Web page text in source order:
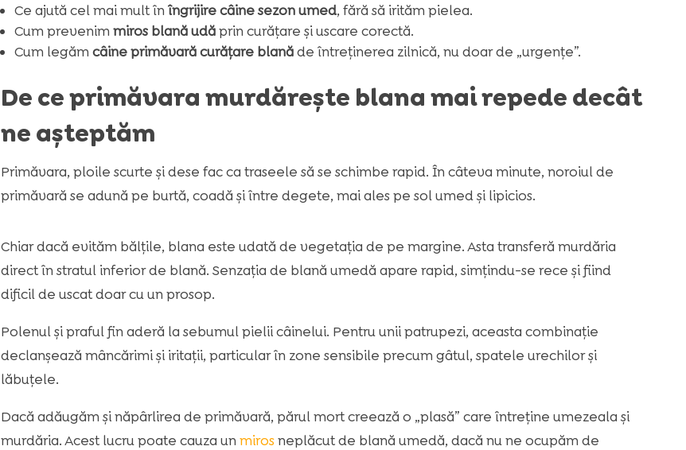
Ce ajută cel mai mult în îngrijire câine sezon umed, fără să irităm pielea.
Cum prevenim miros blană udăprin curățare și uscare corectă.
Cum legăm câine primăvară curățare blanăde întreținerea zilnică, nu doar de „urgențe”.
De ce primăvara murdărește blana mai repede decât
ne așteptăm
Primăvara, ploile scurte și dese fac ca traseele să se schimbe rapid. În câteva minute, noroiul de
primăvară se adună pe burtă, coadă și între degete, mai ales pe sol umed și lipicios.
Chiar dacă evităm bălțile, blana este udată de vegetația de pe margine. Asta transferă murdăria
direct în stratul inferior de blană. Senzația de blană umedă apare rapid, simțindu-se rece și fiind
dificil de uscat doar cu un prosop.
Polenul și praful fin aderă la sebumul pielii câinelui. Pentru unii patrupezi, aceasta combinație
declanșează mâncărimi și iritații, particular în zone sensibile precum gâtul, spatele urechilor și
lăbuțele.
Dacă adăugăm și năpârlirea de primăvară, părul mort creează o „plasă” care întreține umezeala și
murdăria. Acest lucru poate cauza un mirosneplăcut de blană umedă, dacă nu ne ocupăm de